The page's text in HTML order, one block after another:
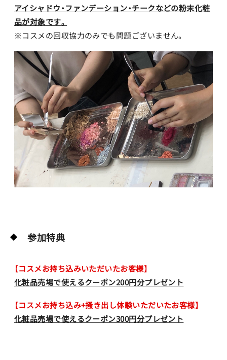
アイシャドウ・ファンデーション・チークなどの粉末化粧
品が対象です。
※コスメの回収協力のみでも問題ございません。
参加特典
【コスメお持ち込みいただいたお客様】
化粧品売場で使えるクーポン200円分プレゼント
【コスメお持ち込み+掻き出し体験いただいたお客様】
化粧品売場で使えるクーポン300円分プレゼント